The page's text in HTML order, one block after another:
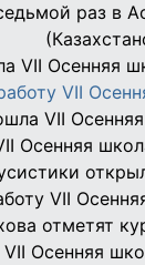
раз в
VII Осенняя
VII
VII
Осенняя
VII
отметят
VII Осенняя